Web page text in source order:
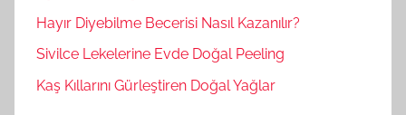
Hayır Diyebilme Becerisi Nasıl Kazanılır?
Sivilce Lekelerine Evde Doğal Peeling
Kaş Kıllarını Gürleştiren Doğal Yağlar